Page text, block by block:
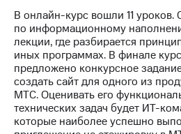
Программа
приобретения
Порядок
выкупа
акций
Дивиденды
Рынок
облигаций
В онлайн-курс вошли 11
по информационному
лекции, где разбирается
иных программах. В финале
предложено конкурсное
создать сайт для одного из
МТС. Оценивать его
технических задач будет ИТ-
которые наиболее успешно